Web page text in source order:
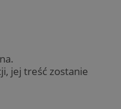
jej treść zostanie